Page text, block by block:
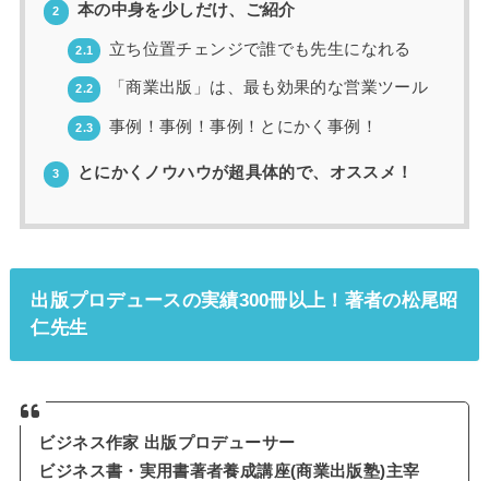
2 本の中身を少しだけ、ご紹介
2.1 立ち位置チェンジで誰でも先生になれる
2.2 「商業出版」は、最も効果的な営業ツール
2.3 事例！事例！事例！とにかく事例！
3 とにかくノウハウが超具体的で、オススメ！
出版プロデュースの実績300冊以上！著者の松尾昭
仁先生
ビジネス作家 出版プロデューサー
ビジネス書・実用書著者養成講座(商業出版塾)主宰